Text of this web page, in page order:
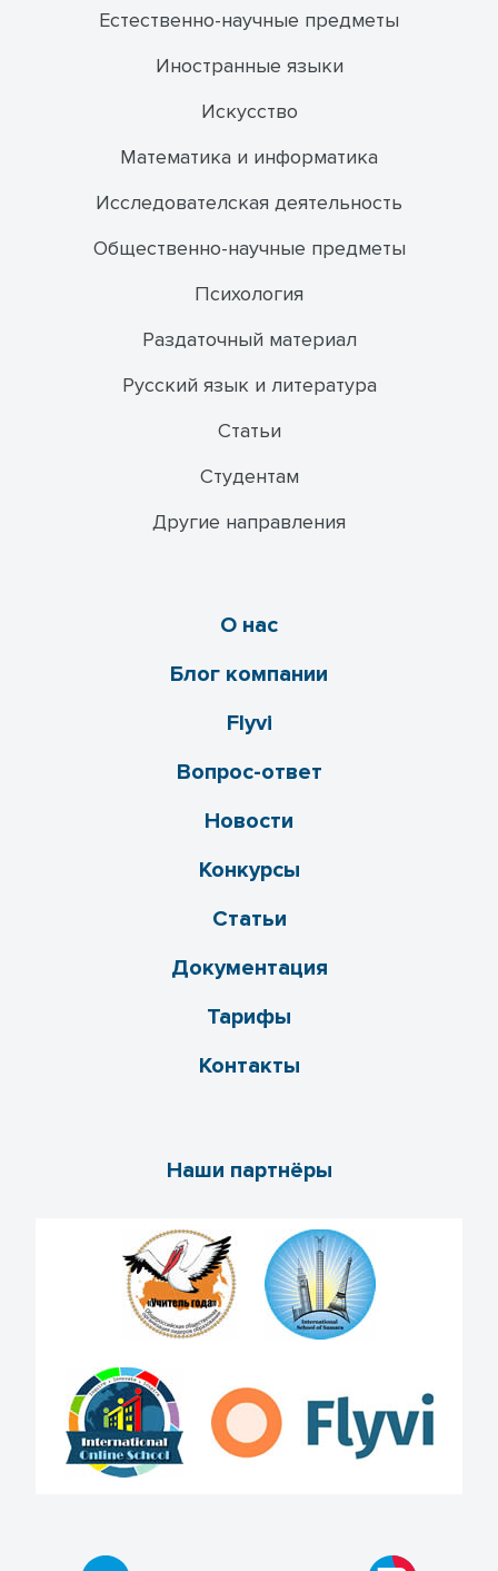
Естественно-научные предметы
Иностранные языки
Искусство
Математика и информатика
Исследователская деятельность
Общественно-научные предметы
Психология
Раздаточный материал
Русский язык и литература
Статьи
Студентам
Другие направления
О нас
Блог компании
Flyvi
Вопрос-ответ
Новости
Конкурсы
Статьи
Документация
Тарифы
Контакты
Наши партнёры